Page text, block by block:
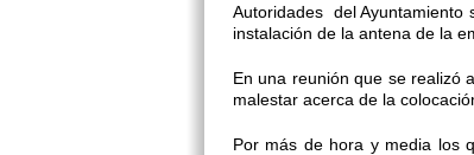
Autoridades del Ayuntamiento
instalación de la antena de la
En una reunión que se
malestar acerca de la
Por más de hora y media los